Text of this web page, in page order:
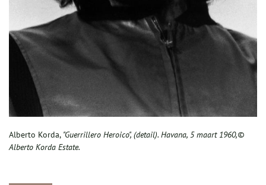
Alberto Korda, "Guerrillero Heroico", (detail). Havana, 5 maart 1960,©
Alberto Korda Estate.